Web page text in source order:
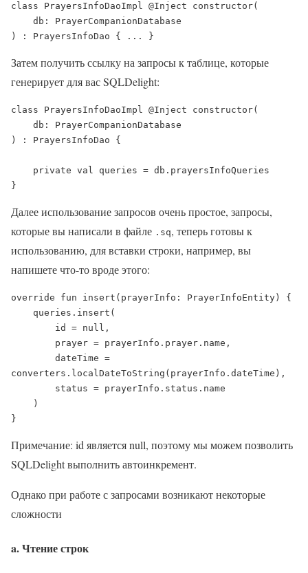
class PrayersInfoDaoImpl @Inject constructor(
) : PrayersInfoDao { ... }
Затем получить ссылку на запросы к таблице, которые
генерирует для вас SQLDelight:
class PrayersInfoDaoImpl @Inject constructor(
) : PrayersInfoDao {
}
Далее использование запросов очень простое, запросы,
которые вы написали в файле .sq, теперь готовы к
использованию, для вставки строки, например, вы
напишете что-то вроде этого:
override fun insert(prayerInfo: PrayerInfoEntity) {
converters.localDateToString(prayerInfo.dateTime),
}
Примечание: id является null, поэтому мы можем позволить
SQLDelight выполнить автоинкремент.
Однако при работе с запросами возникают некоторые
сложности
a. Чтение строк